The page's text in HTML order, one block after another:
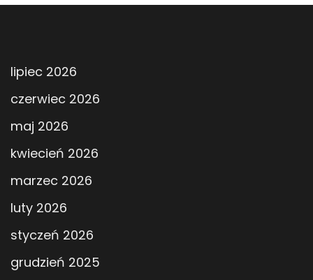
lipiec 2026
czerwiec 2026
maj 2026
kwiecień 2026
marzec 2026
luty 2026
styczeń 2026
grudzień 2025